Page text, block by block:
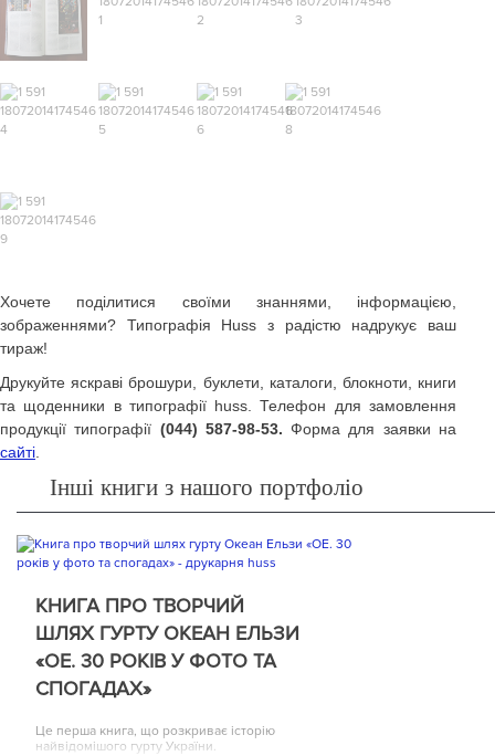
Хочете поділитися своїми знаннями, інформацією,
зображеннями? Типографія Huss з радістю надрукує ваш
тираж!
Друкуйте яскраві брошури, буклети, каталоги, блокноти, книги
та щоденники в типографії huss. Телефон для замовлення
продукції типографії (044) 587-98-53. Форма для заявки на
сайті
Інші книги з нашого портфоліо
КНИГА ПРО ТВОРЧИЙ
ШЛЯХ ГУРТУ ОКЕАН ЕЛЬЗИ
«ОЕ. 30 РОКІВ У ФОТО ТА
СПОГАДАХ»
Це перша книга, що розкриває історію
найвідомішого гурту України.